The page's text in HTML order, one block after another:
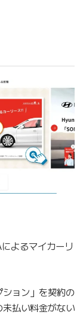
よるマイカーリ
ョン」を契約の
未払い料金がない